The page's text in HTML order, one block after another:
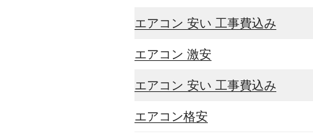
エアコン 安い 工事費込み
エアコン 激安
エアコン 安い 工事費込み
エアコン格安